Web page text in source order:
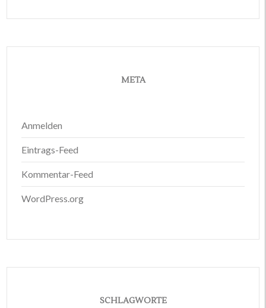
META
Anmelden
Eintrags-Feed
Kommentar-Feed
WordPress.org
SCHLAGWORTE